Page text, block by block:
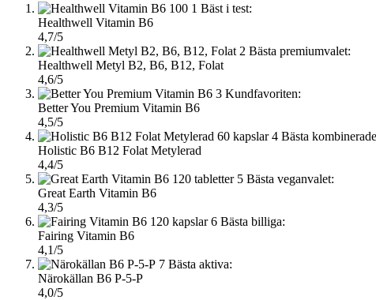
1 Bäst i test:
Healthwell Vitamin B6
4,7/5
2 Bästa premiumvalet:
Healthwell Metyl B2, B6, B12, Folat
4,6/5
3 Kundfavoriten:
Better You Premium Vitamin B6
4,5/5
4 Bästa
Holistic B6 B12 Folat Metylerad
4,4/5
5 Bästa veganvalet:
Great Earth Vitamin B6
4,3/5
6 Bästa billiga:
Fairing Vitamin B6
4,1/5
7 Bästa aktiva:
Närokällan B6 P-5-P
4,0/5